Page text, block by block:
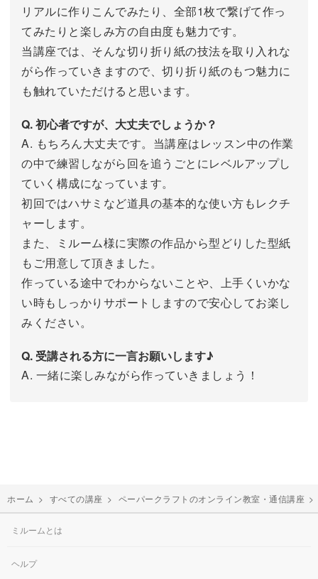
リアルに作りこんでみたり、全部1枚で繋げて作っ
てみたりと楽しみ方の自由度も魅力です。
当講座では、そんな切り折り紙の技法を取り入れな
がら作っていきますので、切り折り紙のもつ魅力に
も触れていただけると思います。
Q. 初心者ですが、大丈夫でしょうか？
A. もちろん大丈夫です。当講座はレッスン中の作業
の中で練習しながら回を追うごとにレベルアップし
ていく構成になっています。
初回ではハサミなど道具の基本的な使い方もレクチ
ャーします。
また、ミルーム様に実際の作品から型どりした型紙
もご用意して頂きました。
作っている途中でわからないことや、上手くいかな
い時もしっかりサポートしますので安心してお楽し
みください。
Q. 受講される方に一言お願いします♪
A. 一緒に楽しみながら作っていきましょう！
ホーム > すべての講座 > ペーパークラフトのオンライン教室・通信講座
ミルームとは
ヘルプ